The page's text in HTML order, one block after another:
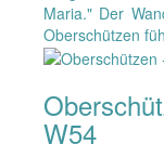
Maria." Der
Oberschützen
W54